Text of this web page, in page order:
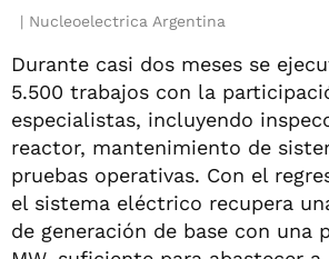
Nucleoelectrica Argentina
Durante casi dos meses se
5.500 trabajos con la
especialistas, incluyendo
reactor, mantenimiento de
pruebas operativas. Con el
el sistema eléctrico recupera
de generación de base con una